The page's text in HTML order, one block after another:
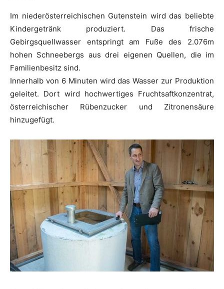
Im niederösterreichischen Gutenstein wird das beliebte
Kindergetränk produziert. Das frische
Gebirgsquellwasser entspringt am Fuße des 2.076m
hohen Schneebergs aus drei eigenen Quellen, die im
Familienbesitz sind.
Innerhalb von 6 Minuten wird das Wasser zur Produktion
geleitet. Dort wird hochwertiges Fruchtsaftkonzentrat,
österreichischer Rübenzucker und Zitronensäure
hinzugefügt.